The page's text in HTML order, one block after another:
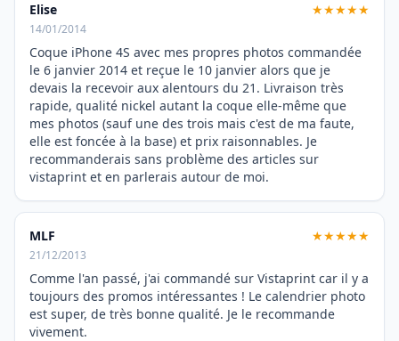
Elise ★★★★★
14/01/2014
Coque iPhone 4S avec mes propres photos commandée
le 6 janvier 2014 et reçue le 10 janvier alors que je
devais la recevoir aux alentours du 21. Livraison très
rapide, qualité nickel autant la coque elle-même que
mes photos (sauf une des trois mais c'est de ma faute,
elle est foncée à la base) et prix raisonnables. Je
recommanderais sans problème des articles sur
vistaprint et en parlerais autour de moi.
MLF ★★★★★
21/12/2013
Comme l'an passé, j'ai commandé sur Vistaprint car il y a
toujours des promos intéressantes ! Le calendrier photo
est super, de très bonne qualité. Je le recommande
vivement.